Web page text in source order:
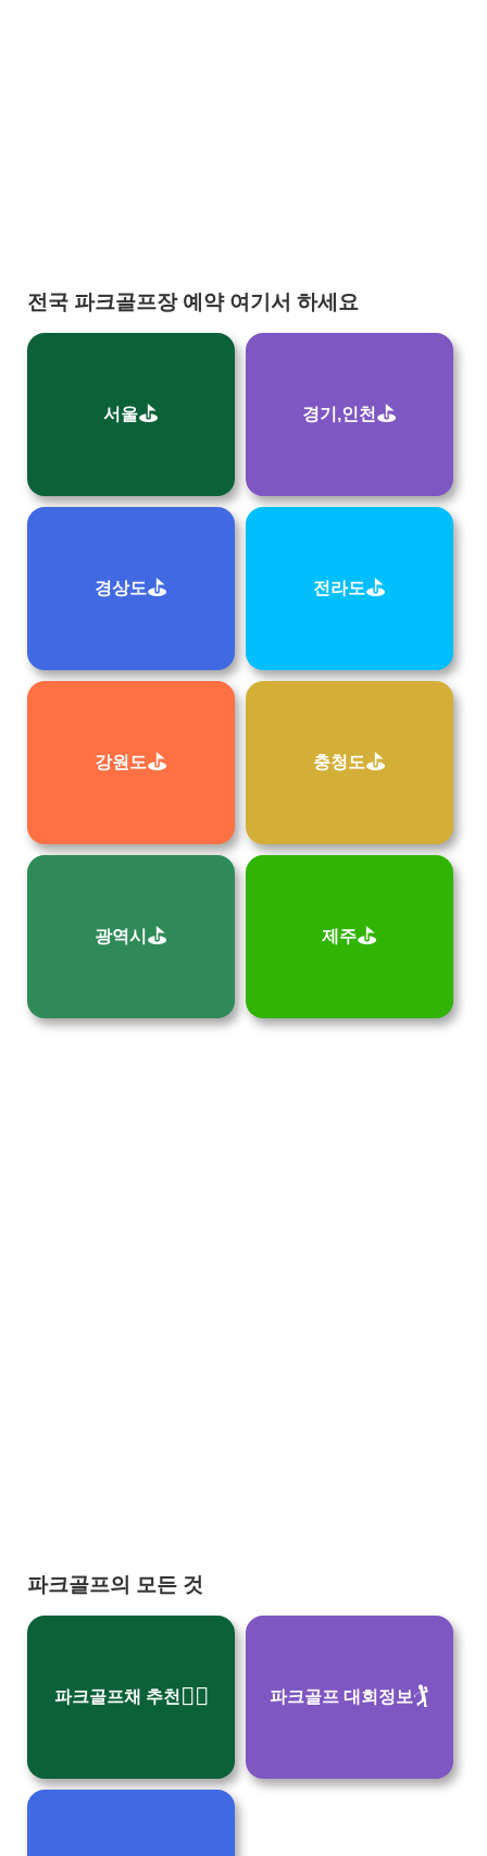
전국 파크골프장 예약 여기서 하세요
서울⛳ 경기,인천 ⛳
경상도⛳ 전라도⛳
강원도⛳ 충청도⛳
광역시 ⛳ 제주⛳
파크골프의 모든 것
파크골프채 추천 🏌🏼 파크골프 대회정보🏌